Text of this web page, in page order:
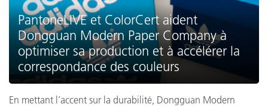
PantoneLIVE et ColorCert aident
Dongguan Modern Paper Company à
optimiser sa production et à accélérer la
correspondance des couleurs
En mettant l’accent sur la durabilité, Dongguan Modern